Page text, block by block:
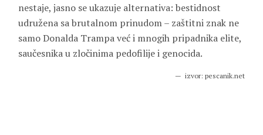
nestaje, jasno se ukazuje alternativa: bestidnost
udružena sa brutalnom prinudom – zaštitni znak ne
samo Donalda Trampa već i mnogih pripadnika elite,
saučesnika u zločinima pedofilije i genocida.
izvor: pescanik.net